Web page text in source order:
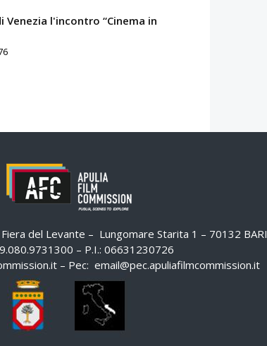
Venezia l'incontro “Cinema in
del Levante – Lungomare Starita 1 – 70132 BARI
– P.I.: 06631230726
– Pec: email@pec.apuliafilmcommission.it